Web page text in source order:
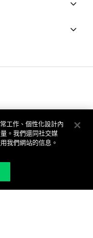
工作、個性化設計內
。我們還同社交媒
我們網站的信息。